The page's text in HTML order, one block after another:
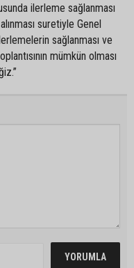
ilerleme sağlanması
suretiyle Genel
sağlanması ve
mümkün olması